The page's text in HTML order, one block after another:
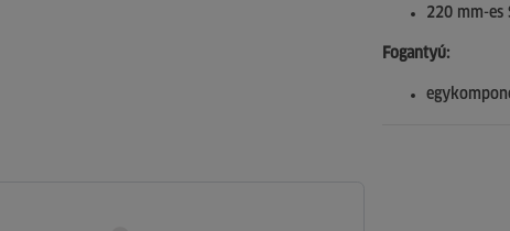
220 mm-es
Fogantyú: